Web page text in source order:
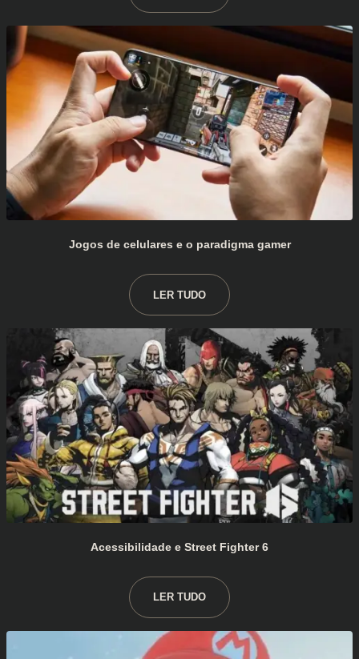
Jogos de celulares e o paradigma gamer
LER TUDO
Acessibilidade e Street Fighter 6
LER TUDO